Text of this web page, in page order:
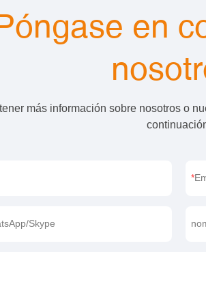
en
más información sobre nosotros o
Skype